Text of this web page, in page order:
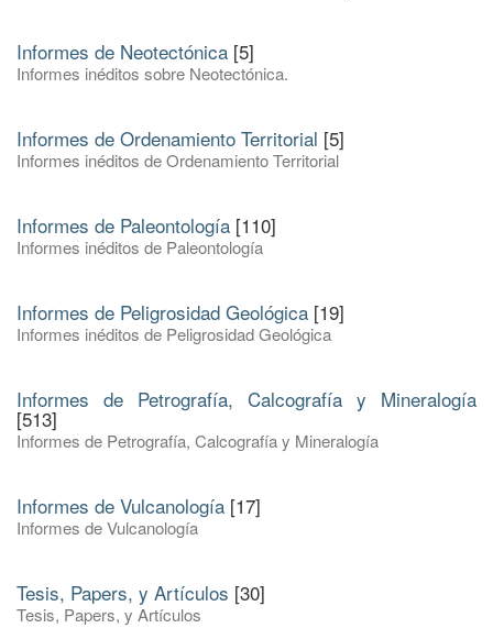
Informes de Neotectónica [5]
Informes inéditos sobre Neotectónica.
Informes de Ordenamiento Territorial [5]
Informes inéditos de Ordenamiento Territorial
Informes de Paleontología [110]
Informes inéditos de Paleontología
Informes de Peligrosidad Geológica [19]
Informes inéditos de Peligrosidad Geológica
Informes de Petrografía, Calcografía y Mineralogía
[513]
Informes de Petrografía, Calcografía y Mineralogía
Informes de Vulcanología [17]
Informes de Vulcanología
Tesis, Papers, y Artículos [30]
Tesis, Papers, y Artículos